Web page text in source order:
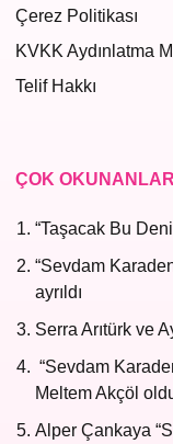
Çerez Politikası
KVKK Aydınlatma
Telif Hakkı
ÇOK OKUNANLAR
“Taşacak Bu
“Sevdam
ayrıldı
Serra Arıtürk ve
“Sevdam
Meltem Akçöl
Alper Çankaya